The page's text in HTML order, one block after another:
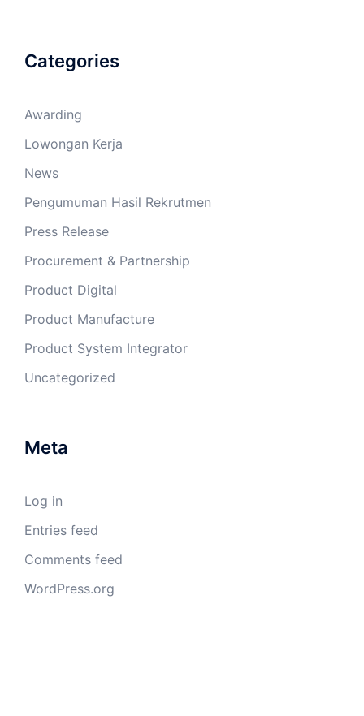
Categories
Awarding
Lowongan Kerja
News
Pengumuman Hasil Rekrutmen
Press Release
Procurement & Partnership
Product Digital
Product Manufacture
Product System Integrator
Uncategorized
Meta
Log in
Entries feed
Comments feed
WordPress.org